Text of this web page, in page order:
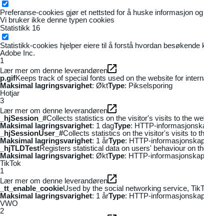
Preferanse-cookies gjør et nettsted for å huske informasjon
Vi bruker ikke denne typen cookies
Statistikk 16
Statistikk-cookies hjelper eiere til å forstå hvordan
Adobe Inc.
1
Lær mer om denne leverandøren
p.gifKeeps track of special fonts used on the website for
Maksimal lagringsvarighet: ØktType: Pikselsporing
Hotjar
3
Lær mer om denne leverandøren
_hjSession_#Collects statistics on the visitor's visits to the
Maksimal lagringsvarighet: 1 dagType: HTTP-
_hjSessionUser_#Collects statistics on the visitor's visits to
Maksimal lagringsvarighet: 1 årType: HTTP-
_hjTLDTestRegisters statistical data on users' behaviour on
Maksimal lagringsvarighet: ØktType: HTTP-
TikTok
1
Lær mer om denne leverandøren
_tt_enable_cookieUsed by the social networking service,
Maksimal lagringsvarighet: 1 årType: HTTP-
VWO
2